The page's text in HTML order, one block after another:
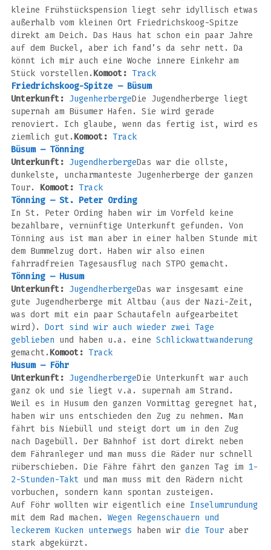
kleine Frühstückspension liegt sehr idyllisch etwas
außerhalb vom kleinen Ort Friedrichskoog-Spitze
direkt am Deich. Das Haus hat schon ein paar Jahre
auf dem Buckel, aber ich fand’s da sehr nett. Da
könnt ich mir auch eine Woche innere Einkehr am
Stück vorstellen. Komoot: Track
Friedrichskoog-Spitze – Büsum
Unterkunft: JugenherbergeDie Jugendherberge liegt
supernah am Büsumer Hafen. Sie wird gerade
renoviert. Ich glaube, wenn das fertig ist, wird es
ziemlich gut. Komoot: Track
Büsum – Tönning
Unterkunft: JugendherbergeDas war die ollste,
dunkelste, uncharmanteste Jugenherberge der ganzen
Tour. Komoot: Track
Tönning – St. Peter Ording
In St. Peter Ording haben wir im Vorfeld keine
bezahlbare, vernünftige Unterkunft gefunden. Von
Tönning aus ist man aber in einer halben Stunde mit
dem Bummelzug dort. Haben wir also einen
fahrradfreien Tagesausflug nach STPO gemacht.
Tönning – Husum
Unterkunft: JugendherbergeDas war insgesamt eine
gute Jugendherberge mit Altbau (aus der Nazi-Zeit,
was dort mit ein paar Schautafeln aufgearbeitet
wird). Dort sind wir auch wieder zwei Tage
geblieben und haben u.a. eine Schlickwattwanderung
gemacht. Komoot: Track
Husum – Föhr
Unterkunft: JugendherbergeDie Unterkunft war auch
ganz ok und sie liegt v.a. supernah am Strand.
Weil es in Husum den ganzen Vormittag geregnet hat,
haben wir uns entschieden den Zug zu nehmen. Man
fährt bis Niebüll und steigt dort um in den Zug
nach Dagebüll. Der Bahnhof ist dort direkt neben
dem Fähranleger und man muss die Räder nur schnell
rüberschieben. Die Fähre fährt den ganzen Tag im 1-
2-Stunden-Taktund man muss mit den Rädern nicht
vorbuchen, sondern kann spontan zusteigen.
Auf Föhr wollten wir eigentlich eine Inselumrundung
mit dem Rad machen. Wegen Regenschauern und
leckerem Kucken unterwegs haben wir die Touraber
stark abgekürzt.